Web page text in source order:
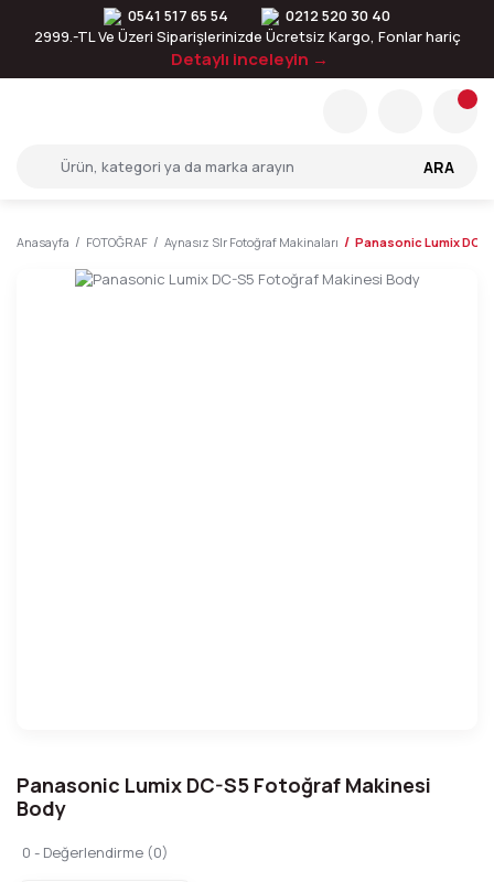
0541 517 65 54
0212 520 30 40
2999.-TL Ve Üzeri Siparişlerinizde Ücretsiz Kargo, Fonlar hariç
Detaylı inceleyin →
ARA
Anasayfa FOTOĞRAF Aynasız Slr Fotoğraf Makinaları Panasonic Lumix DC-
Panasonic Lumix DC-S5 Fotoğraf Makinesi
Body
0 - Değerlendirme (0)